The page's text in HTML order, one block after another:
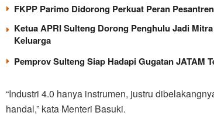
FKPP Parimo Didorong Perkuat Peran
Ketua APRI Sulteng Dorong Penghulu Jadi
Keluarga
Pemprov Sulteng Siap Hadapi Gugatan JATAM
“Industri 4.0 hanya instrumen, justru
handal,” kata Menteri Basuki.